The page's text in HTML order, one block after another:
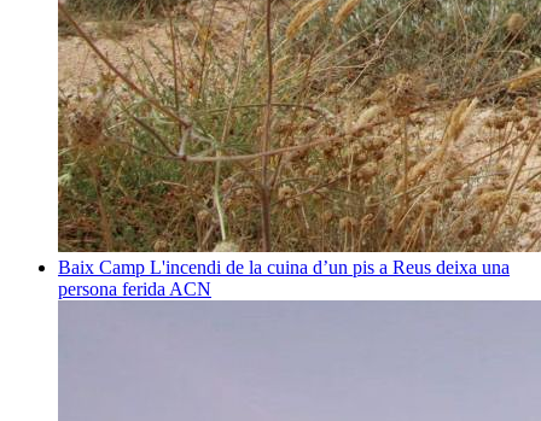
Baix Camp L'incendi de la cuina d’un pis a Reus deixa una
persona ferida ACN